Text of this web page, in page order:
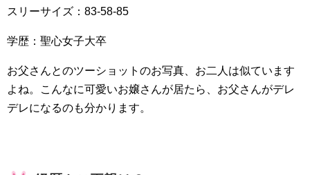
スリーサイズ：83-58-85
学歴：聖心女子大卒
お父さんとのツーショットのお写真、お二人は似ています
よね。こんなに可愛いお嬢さんが居たら、お父さんがデレ
デレになるのも分かります。